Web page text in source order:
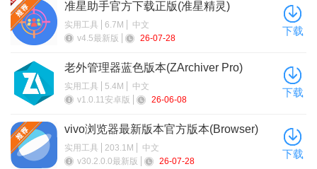
场景化模板：
明确目标、对象、效果和问题：使用场景化模板，让
DeepSeek更好地理解你的需求。例如，“我要设计一个PPT框
架，要给一批50岁左右的制造业老板分享，主题是传统工厂出海
战略布局……”。
术语破解与风格迁移：
术语破解：用简单的语言解释专业术语，例如“用小学生能听
准星助手官方下载正版(准星精灵)
实用工具 6.7M
中文
v4.5最新版
26-07-28
下载
老外管理器蓝色版本(ZArchiver Pro)
实用工具 5.4M
中文
v1.0.11安卓版
26-06-08
下载
vivo浏览器最新版本官方版本(Browser)
实用工具 203.1M
中文
v30.2.0.0最新版
26-07-28
下载